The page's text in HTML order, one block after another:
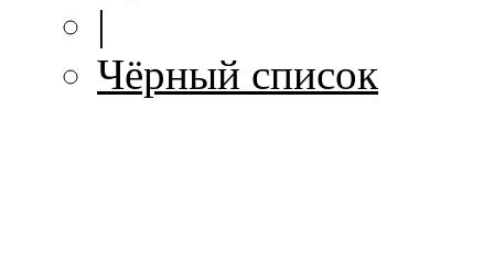
|
Чёрный список